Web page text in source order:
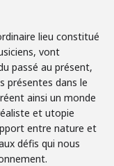
lieu constitué
vont
passé au présent,
présentes dans le
ainsi un monde
et utopie
entre nature et
défis qui nous